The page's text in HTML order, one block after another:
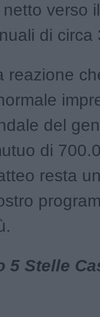
verso
di circa
reazione
del
di
resta
5 Stelle